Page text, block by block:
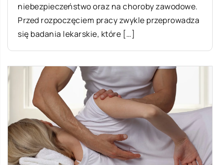
niebezpieczeństwo oraz na choroby zawodowe.
Przed rozpoczęciem pracy zwykle przeprowadza
się badania lekarskie, które […]